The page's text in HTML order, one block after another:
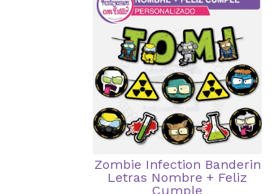
Zombie Infection Banderin
Letras Nombre + Feliz
Cumple